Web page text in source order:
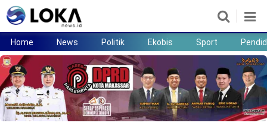
Home News
Ekobis
Sport Pendidikan
Home News Politik Ekobis Sport